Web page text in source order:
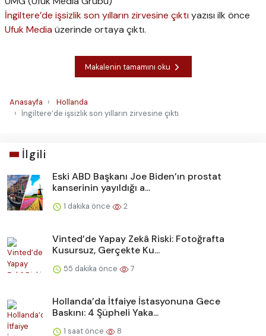
İngiltere’de işsizlik son yılların zirvesine çıktı yazısı ilk önce
Ufuk Media üzerinde ortaya çıktı.
Makalenin tamamını oku
Anasayfa
Hollanda
İngiltere’de işsizlik son yılların zirvesine çıktı
İlgili
Eski ABD Başkanı Joe Biden’ın prostat
kanserinin yayıldığı a...
1 dakika önce 2
Vinted’de Yapay Zekâ Riski: Fotoğrafta
Kusursuz, Gerçekte Ku...
55 dakika önce 7
Hollanda’da İtfaiye İstasyonuna Gece
Baskını: 4 Şüpheli Yaka...
1 saat önce 8